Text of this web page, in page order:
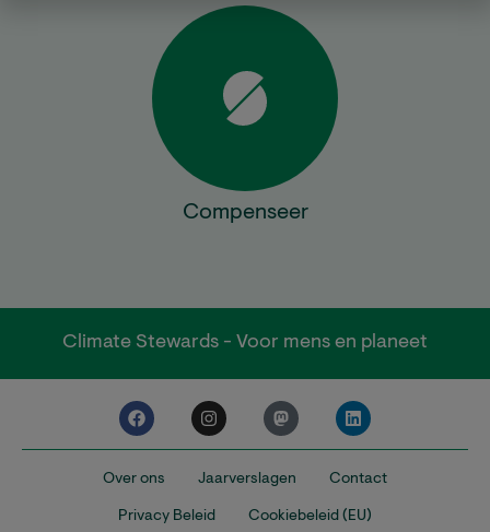
Compenseer
Climate Stewards - Voor mens en planeet
Over ons Jaarverslagen Contact
Privacy Beleid Cookiebeleid (EU)